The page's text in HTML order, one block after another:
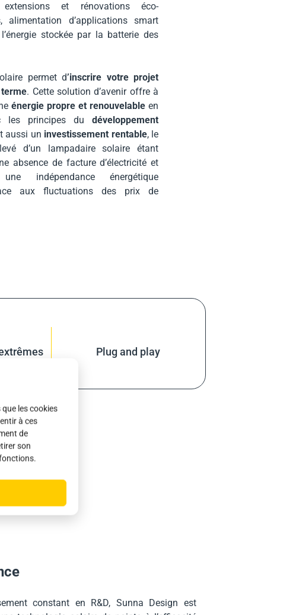
les cookies
à ces
de
son
extensions et rénovations éco-
alimentation d’applications smart
stockée par la batterie des
permet d’inscrire votre projet
. Cette solution d’avenir offre à
énergie propre et renouvelable en
les principes du développement
aussi un investissement rentable, le
d’un lampadaire solaire étant
absence de facture d’électricité et
indépendance énergétique
aux fluctuations des prix de
Plug and play
constant en R&D, Sunna Design est